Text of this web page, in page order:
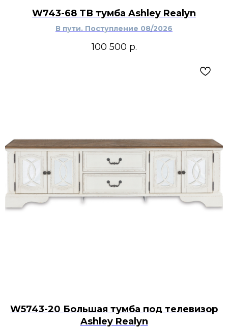
W743-68 ТВ тумба Ashley Realyn
В пути. Поступление 08/2026
100 500 р.
W5743-20 Большая тумба под телевизор
Ashley Realyn